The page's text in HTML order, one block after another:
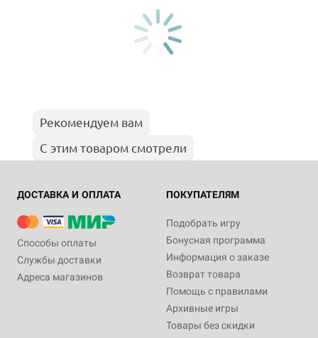
Рекомендуем вам
С этим товаром смотрели
ДОСТАВКА И ОПЛАТА
Способы оплаты
Службы доставки
Адреса магазинов
ПОКУПАТЕЛЯМ
Подобрать игру
Бонусная программа
Информация о заказе
Возврат товара
Помощь с правилами
Архивные игры
Товары без скидки